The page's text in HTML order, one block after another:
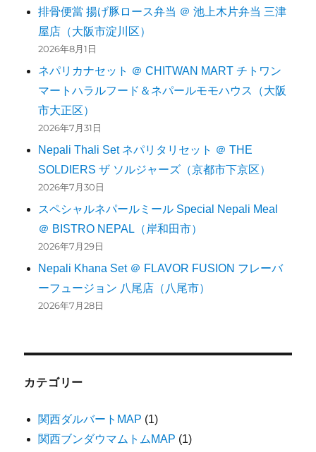
排骨便當 揚げ豚ロース弁当 ＠ 池上木片弁当 三津
屋店（大阪市淀川区）
2026年8月1日
ネパリカナセット ＠ CHITWAN MART チトワン
マートハラルフード＆ネパールモモハウス（大阪
市大正区）
2026年7月31日
Nepali Thali Set ネパリタリセット ＠ THE
SOLDIERS ザ ソルジャーズ（京都市下京区）
2026年7月30日
スペシャルネパールミール Special Nepali Meal
＠ BISTRO NEPAL（岸和田市）
2026年7月29日
Nepali Khana Set ＠ FLAVOR FUSION フレーバ
ーフュージョン 八尾店（八尾市）
2026年7月28日
カテゴリー
関西ダルバートMAP (1)
関西ブンダウマムトムMAP (1)